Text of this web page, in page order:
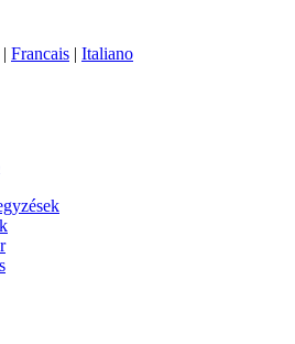
| Francais | Italiano